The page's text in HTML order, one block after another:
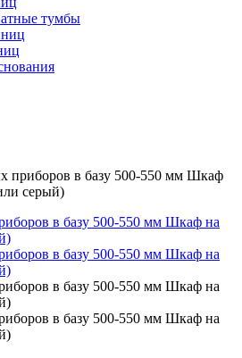
тумбы
приборов в базу 500-550 мм Шкаф
серый)